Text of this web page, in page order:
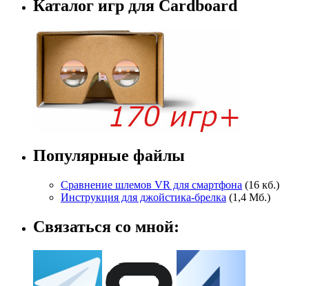
Каталог игр для Cardboard
Популярные файлы
Сравнение шлемов VR для смартфона (16 кб.)
Инструкция для джойстика-брелка (1,4 Мб.)
Связаться со мной: